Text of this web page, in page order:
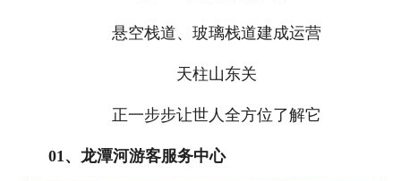
悬空栈道、玻璃栈道建成运营
天柱山东关
正一步步让世人全方位了解它
01、 龙潭河游客服务中心